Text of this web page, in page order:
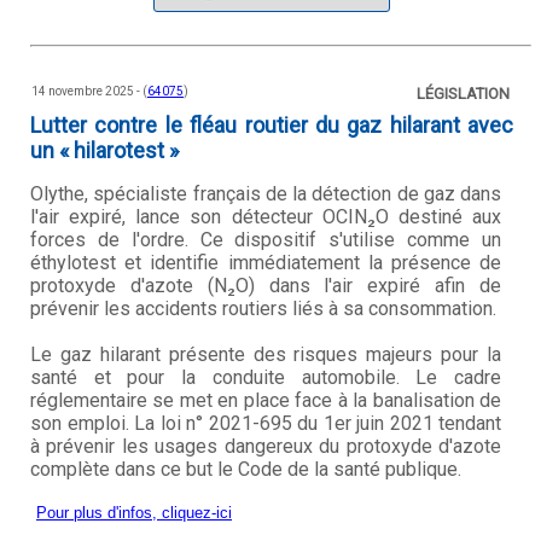
14 novembre 2025 - (64075) LÉGISLATION
Lutter contre le fléau routier du gaz hilarant avec
un « hilarotest »
Olythe, spécialiste français de la détection de gaz dans
l'air expiré, lance son détecteur OCIN₂O destiné aux
forces de l'ordre. Ce dispositif s'utilise comme un
éthylotest et identifie immédiatement la présence de
protoxyde d'azote (N₂O) dans l'air expiré afin de
prévenir les accidents routiers liés à sa consommation.
Le gaz hilarant présente des risques majeurs pour la
santé et pour la conduite automobile. Le cadre
réglementaire se met en place face à la banalisation de
son emploi. La loi n° 2021-695 du 1er juin 2021 tendant
à prévenir les usages dangereux du protoxyde d'azote
complète dans ce but le Code de la santé publique.
Pour plus d'infos, cliquez-ici